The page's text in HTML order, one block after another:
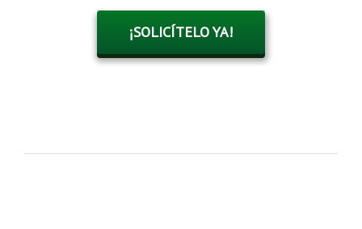
¡SOLICÍTELO YA!